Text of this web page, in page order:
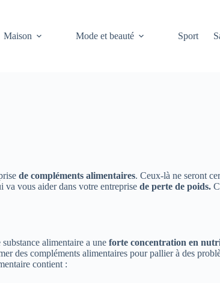
Maison Mode et beauté Sport
de compléments alimentaires. Ceux-là ne seront
va vous aider dans votre entreprise de perte de poids.
alimentaire a une forte concentration en
des compléments alimentaires pour pallier à des
contient :